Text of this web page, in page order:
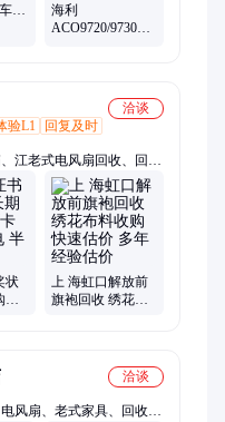
滚
海利
ACO9720/9730氧
洽谈
验L1
回复及时
江老式电风扇回收、回收
、老柚木家具回收、老红
状
老
上 海虹口解放前
旗袍回收 绣花布
洽谈
风扇、老式家具、回收老